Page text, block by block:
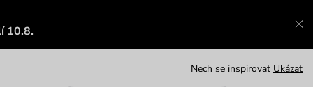
10.8.
Nech se inspirovat Ukázat